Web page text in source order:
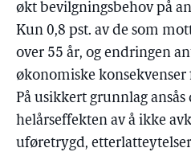
økt bevilgningsbehov på
Kun 0,8 pst. av de som
over 55 år, og endringen
økonomiske konsekvenser
På usikkert grunnlag
helårseffekten av å ikke
uføretrygd,